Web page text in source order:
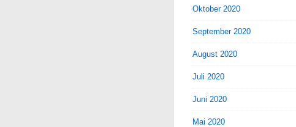
Oktober 2020
September 2020
August 2020
Juli 2020
Juni 2020
Mai 2020